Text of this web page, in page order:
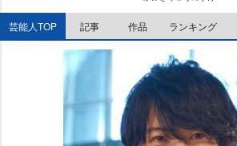
芸能人TOP 記事 作品 ランキング